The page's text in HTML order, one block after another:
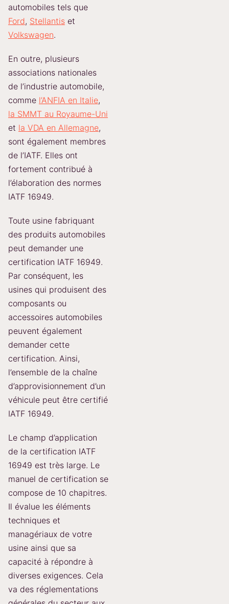
automobiles tels que
Ford, Stellantis et
Volkswagen.
En outre, plusieurs
associations nationales
de l’industrie automobile,
comme l’ANFIA en Italie,
la SMMT au Royaume-Uni
et la VDA en Allemagne,
sont également membres
de l’IATF. Elles ont
fortement contribué à
l’élaboration des normes
IATF 16949.
Toute usine fabriquant
des produits automobiles
peut demander une
certification IATF 16949.
Par conséquent, les
usines qui produisent des
composants ou
accessoires automobiles
peuvent également
demander cette
certification. Ainsi,
l’ensemble de la chaîne
d’approvisionnement d’un
véhicule peut être certifié
IATF 16949.
Le champ d’application
de la certification IATF
16949 est très large. Le
manuel de certification se
compose de 10 chapitres.
Il évalue les éléments
techniques et
managériaux de votre
usine ainsi que sa
capacité à répondre à
diverses exigences. Cela
va des réglementations